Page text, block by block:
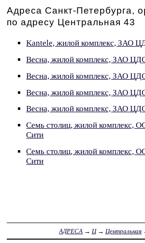
Адреса Санкт-Петербурга,
по адресу Центральная 43
Kantele, жилой комплекс, ЗАО
Весна, жилой комплекс, ЗАО
Весна, жилой комплекс, ЗАО
Весна, жилой комплекс, ЗАО
Весна, жилой комплекс, ЗАО
Семь столиц, жилой комплекс,
Сити
Семь столиц, жилой комплекс,
Сити
АДРЕСА → Ц→ Центральная